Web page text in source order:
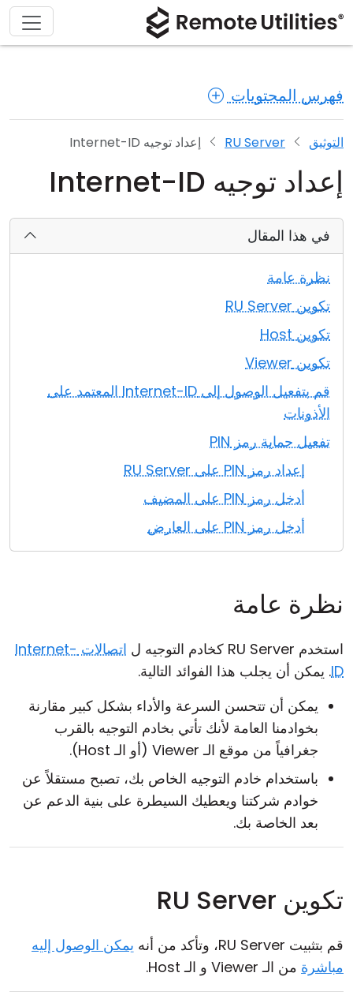
فهرس المحتويات
التوثيق RU Server إعداد توجيه Internet-ID
إعداد توجيه Internet-ID
في هذا المقال
نظرة عامة
تكوين RU Server
تكوين Host
تكوين Viewer
قم بتفعيل الوصول إلى Internet-ID المعتمد على
الأذونات
تفعيل حماية رمز PIN
إعداد رمز PIN على RU Server
أدخل رمز PIN على المضيف
أدخل رمز PIN على العارض
نظرة عامة
استخدم RU Server كخادم التوجيه ل
اتصالات Internet-
ID. يمكن أن يجلب هذا الفوائد التالية.
يمكن أن تتحسن السرعة والأداء بشكل كبير مقارنة
بخوادمنا العامة لأنك تأتي بخادم التوجيه بالقرب
جغرافياً من موقع الـ Viewer (أو الـ Host).
باستخدام خادم التوجيه الخاص بك، تصبح مستقلاً عن
خوادم شركتنا ويعطيك السيطرة على بنية الدعم عن
بعد الخاصة بك.
تكوين RU Server
قم بتثبيت RU Server، وتأكد من أنه
يمكن الوصول إليه
مباشرة من الـ Viewer و الـ Host.